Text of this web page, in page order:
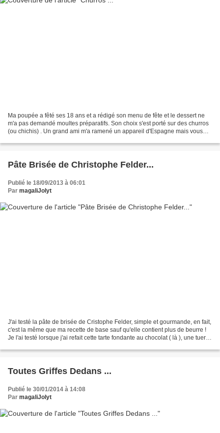
Ma poupée a fêté ses 18 ans et a rédigé son menu de fête et le dessert ne
m'a pas demandé moultes préparatifs. Son choix s'est porté sur des churros
(ou chichis) . Un grand ami m'a ramené un appareil d'Espagne mais vous
Pâte Brisée de Christophe Felder...
Publié le 18/09/2013 à 06:01
Par magaliJolyt
J'ai testé la pâte de brisée de Cristophe Felder, simple et gourmande, en fait,
c'est la même que ma recette de base sauf qu'elle contient plus de beurre !
Je l'ai testé lorsque j'ai refait cette tarte fondante au chocolat ( là ), une tuerie,
Toutes Griffes Dedans ...
Publié le 30/01/2014 à 14:08
Par magaliJolyt